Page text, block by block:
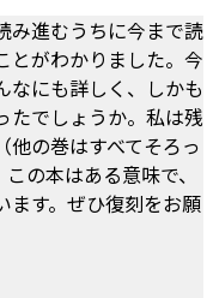
み進むうちに今まで読
とがわかりました。今
なにも詳しく、しかも
たでしょうか。私は残
他の巻はすべてそろっ
の本はある意味で、
ます。ぜひ復刻をお願